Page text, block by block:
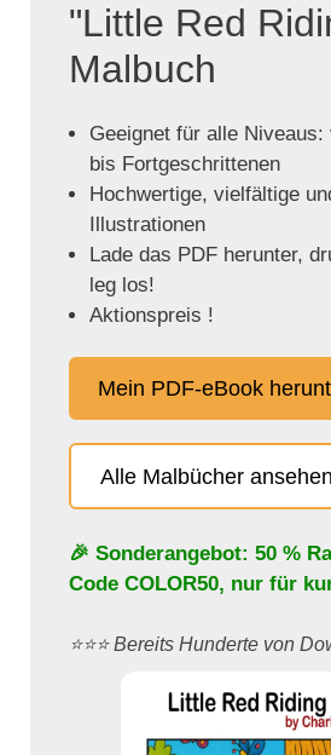
"Little Red
Malbuch
Geeignet für alle
bis Fortgeschrittenen
Hochwertige, vielfältige
Illustrationen
Lade das PDF herunter,
leg los!
Aktionspreis !
Mein PDF-eBook
Alle Malbücher ansehen
🎉 Sonderangebot: 50 %
Code COLOR50, nur für
⭐️⭐️⭐️ Bereits Hunderte von